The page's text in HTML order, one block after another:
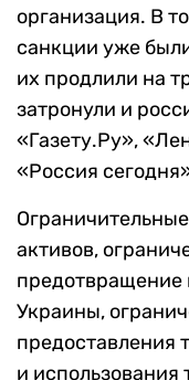
организация. В
санкции уже
их продлили на
затронули и
«Газету.Ру»,
«Россия
активов,
предотвращение
Украины,
предоставления
и